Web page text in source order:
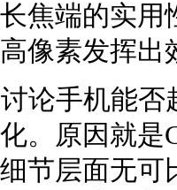
焦端的实
像素发挥出
论手机能否
。原因就
节层面无